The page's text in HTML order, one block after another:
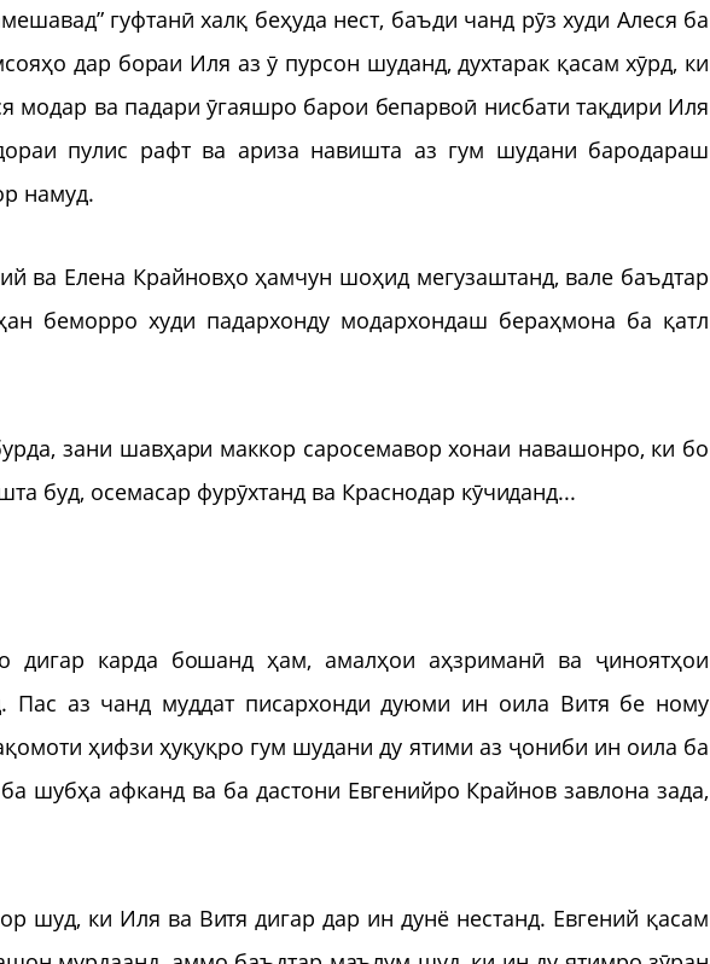
гуфтанӣ халқ беҳуда нест, баъди чанд рӯз худи Алеся ба
дар бораи Иля аз ӯ пурсон шуданд, духтарак қасам хӯрд, ки
модар ва падари ӯгаяшро барои бепарвоӣ нисбати тақдири Иля
пулис рафт ва ариза навишта аз гум шудани бародараш
намуд.
ва Елена Крайновҳо ҳамчун шоҳид мегузаштанд, вале баъдтар
беморро худи падархонду модархондаш бераҳмона ба қатл
зани шавҳари маккор саросемавор хонаи навашонро, ки бо
буд, осемасар фурӯхтанд ва Краснодар кӯчиданд...
дигар карда бошанд ҳам, амалҳои аҳзриманӣ ва ҷиноятҳои
Пас аз чанд муддат писархонди дуюми ин оила Витя бе ному
ҳифзи ҳуқуқро гум шудани ду ятими аз ҷониби ин оила ба
шубҳа афканд ва ба дастони Евгенийро Крайнов завлона зада,
шуд, ки Иля ва Витя дигар дар ин дунё нестанд. Евгений қасам